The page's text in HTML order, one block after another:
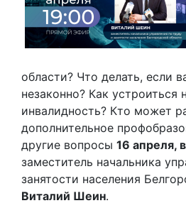
области? Что делать, если
незаконно? Как устроиться
инвалидность? Кто может
дополнительное
другие вопросы 16 апреля,
заместитель начальника
занятости населения
Виталий Шеин.